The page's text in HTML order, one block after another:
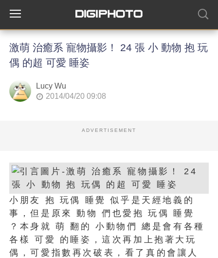
激萌 治癒系 寵物攝影！ 24 張 小 動物 抱 玩
偶 的超 可愛 睡姿
Lucy Wu
2014/04/20 09:08
ADVERTISEMENT
小朋友 抱 玩偶 睡覺 似乎是天經地義的
事，但是原來 動物 們也愛抱 玩偶 睡覺
？本身就 萌 翻的 小動物們 總是會有各種
各樣 可愛 的睡姿，這次再加上抱著大玩
偶，可愛指數再次破表，看了真的會讓人